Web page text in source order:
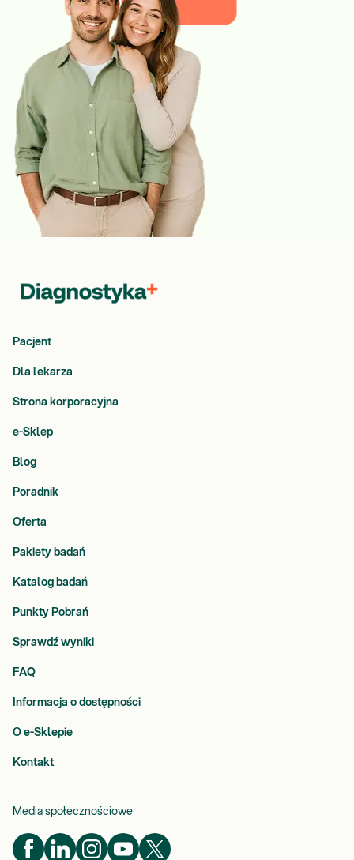
Pacjent
Dla lekarza
Strona korporacyjna
e-Sklep
Blog
Poradnik
Oferta
Pakiety badań
Katalog badań
Punkty Pobrań
Sprawdź wyniki
FAQ
Informacja o dostępności
O e-Sklepie
Kontakt
Media społecznościowe